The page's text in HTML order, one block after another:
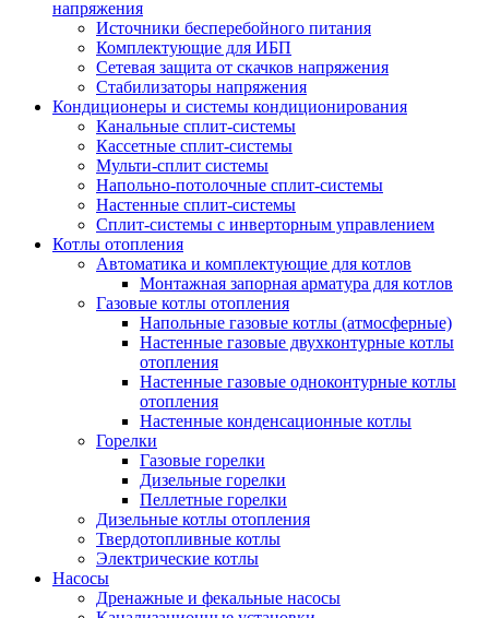
напряжения
Источники бесперебойного питания
Комплектующие для ИБП
Сетевая защита от скачков напряжения
Стабилизаторы напряжения
Кондиционеры и системы кондиционирования
Канальные сплит-системы
Кассетные сплит-системы
Мульти-сплит системы
Напольно-потолочные сплит-системы
Настенные сплит-системы
Сплит-системы с инверторным управлением
Котлы отопления
Автоматика и комплектующие для котлов
Монтажная запорная арматура для котлов
Газовые котлы отопления
Напольные газовые котлы (атмосферные)
Настенные газовые двухконтурные котлы
отопления
Настенные газовые одноконтурные котлы
отопления
Настенные конденсационные котлы
Горелки
Газовые горелки
Дизельные горелки
Пеллетные горелки
Дизельные котлы отопления
Твердотопливные котлы
Электрические котлы
Насосы
Дренажные и фекальные насосы